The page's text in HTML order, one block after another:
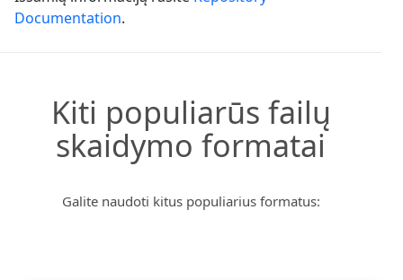
Documentation.
Kiti populiarūs failų
skaidymo formatai
Galite naudoti kitus populiarius formatus: